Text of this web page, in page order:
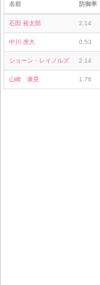
名前 防御率
石田 裕太郎 2.14
中川 虎大 0.53
ショーン・レイノルズ 2.14
山崎 康晃 1.76